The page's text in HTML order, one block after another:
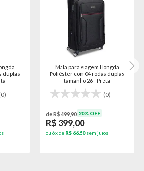
duplas
(0)
Mala para viagem Hongda
Poliéster com 04 rodas duplas
tamanho 26 - Preta
(0)
de R$ 499,90 20% OFF
R$ 399,00
ou 6x de R$ 66,50sem juros